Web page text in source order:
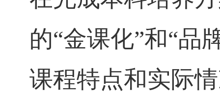
的“金课化”和“品
课程特点和实际